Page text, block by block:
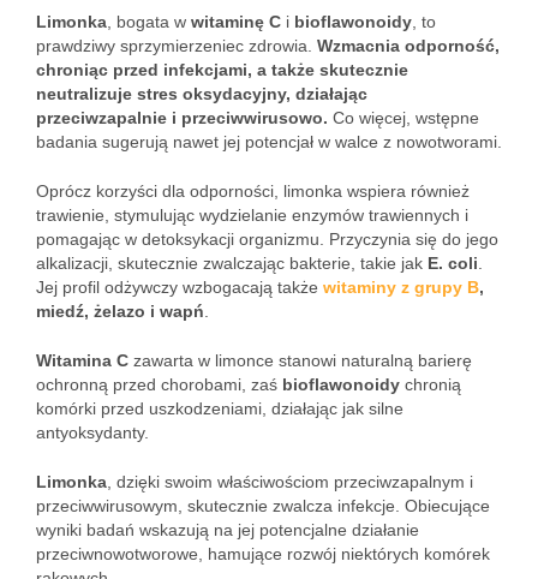
Limonka , bogata w witaminę C i bioflawonoidy , to
prawdziwy sprzymierzeniec zdrowia. Wzmacnia odporność,
chroniąc przed infekcjami, a także skutecznie
neutralizuje stres oksydacyjny, działając
przeciwzapalnie i przeciwwirusowo. Co więcej, wstępne
badania sugerują nawet jej potencjał w walce z nowotworami.
Oprócz korzyści dla odporności, limonka wspiera również
trawienie, stymulując wydzielanie enzymów trawiennych i
pomagając w detoksykacji organizmu. Przyczynia się do jego
alkalizacji, skutecznie zwalczając bakterie, takie jak E. coli
Jej profil odżywczy wzbogacają także witaminy z grupy B,
miedź, żelazo i wapń
Witamina C zawarta w limonce stanowi naturalną barierę
ochronną przed chorobami, zaś bioflawonoidy chronią
komórki przed uszkodzeniami, działając jak silne
antyoksydanty.
Limonka , dzięki swoim właściwościom przeciwzapalnym i
przeciwwirusowym, skutecznie zwalcza infekcje. Obiecujące
wyniki badań wskazują na jej potencjalne działanie
przeciwnowotworowe, hamujące rozwój niektórych komórek